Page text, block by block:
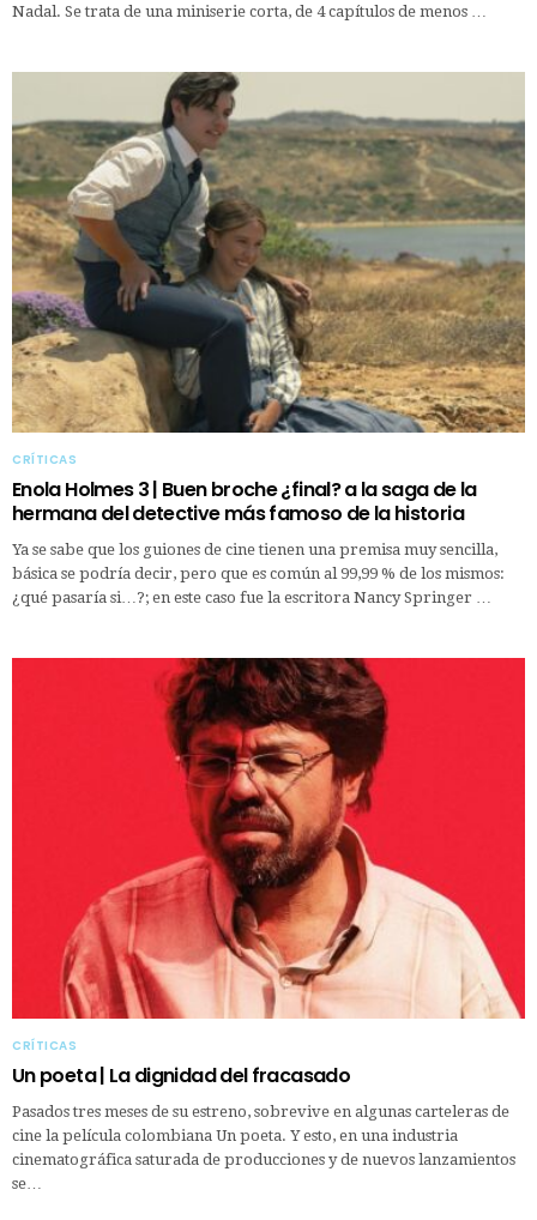
Nadal. Se trata de una miniserie corta, de 4 capítulos de menos …
CRÍTICAS
Enola Holmes 3 | Buen broche ¿final? a la saga de la
hermana del detective más famoso de la historia
Ya se sabe que los guiones de cine tienen una premisa muy sencilla,
básica se podría decir, pero que es común al 99,99 % de los mismos:
¿qué pasaría si…?; en este caso fue la escritora Nancy Springer …
CRÍTICAS
Un poeta | La dignidad del fracasado
Pasados tres meses de su estreno, sobrevive en algunas carteleras de
cine la película colombiana Un poeta. Y esto, en una industria
cinematográfica saturada de producciones y de nuevos lanzamientos
se…